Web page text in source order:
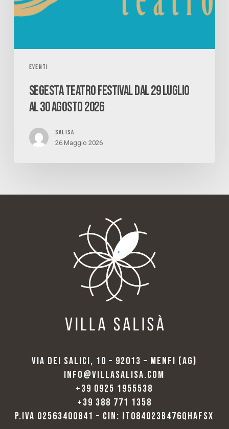
EVENTI
SEGESTA TEATRO FESTIVAL DAL 29 LUGLIO
AL 30 AGOSTO 2026
SALISA
26 Maggio 2026
VIA DEI SALICI, 10 – 92013 – MENFI (AG)
INFO@VILLASALISA.COM
+39 0925 1955538
+39 388 771 1358
P.IVA 02563400841 – CIN: IT084023B476QHAFSX